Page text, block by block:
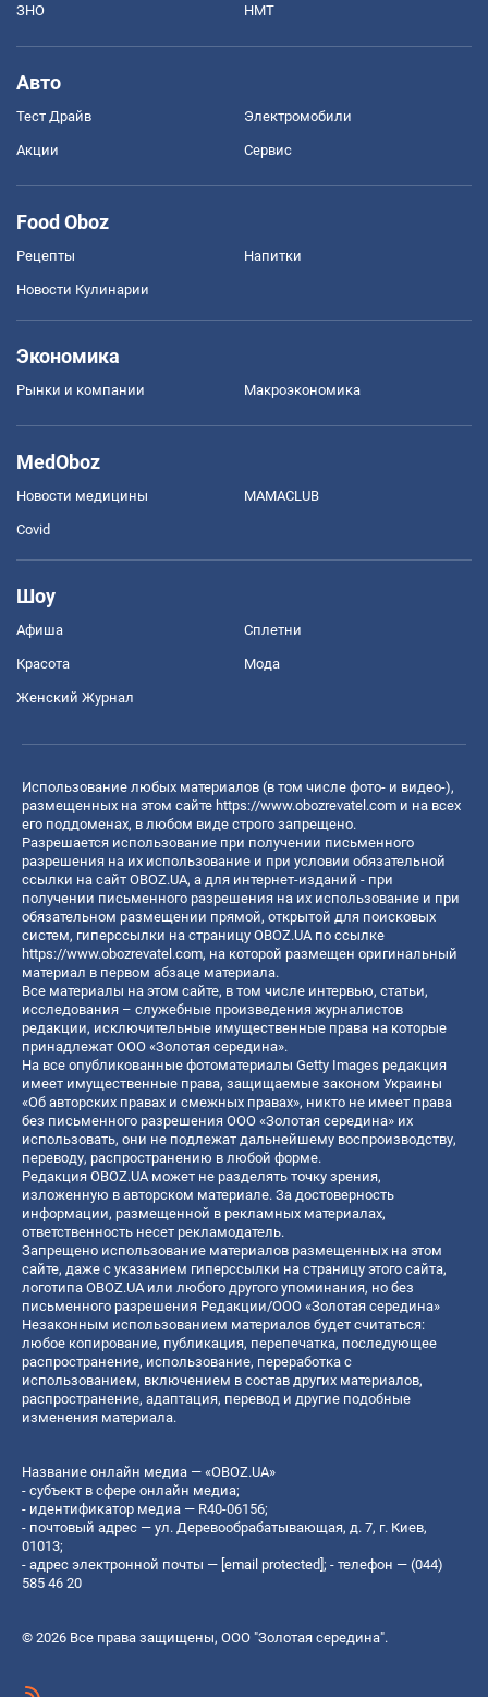
ЗНО НМТ
Авто
Тест Драйв Электромобили
Акции Сервис
Food Oboz
Рецепты Напитки
Новости Кулинарии
Экономика
Рынки и компании Mакроэкономика
MedOboz
Новости медицины MAMACLUB
Covid
Шоу
Афиша Сплетни
Красота Мода
Женский Журнал
Использование любых материалов (в том числе фото- и видео-),
размещенных на этом сайте https://www.obozrevatel.com и на всех
его поддоменах, в любом виде строго запрещено.
Разрешается использование при получении письменного
разрешения на их использование и при условии обязательной
ссылки на сайт OBOZ.UA, а для интернет-изданий - при
получении письменного разрешения на их использование и при
обязательном размещении прямой, открытой для поисковых
систем, гиперссылки на страницу OBOZ.UA по ссылке
https://www.obozrevatel.com, на которой размещен оригинальный
материал в первом абзаце материала.
Все материалы на этом сайте, в том числе интервью, статьи,
исследования – служебные произведения журналистов
редакции, исключительные имущественные права на которые
принадлежат ООО «Золотая середина».
На все опубликованные фотоматериалы Getty Images редакция
имеет имущественные права, защищаемые законом Украины
«Об авторских правах и смежных правах», никто не имеет права
без письменного разрешения ООО «Золотая середина» их
использовать, они не подлежат дальнейшему воспроизводству,
переводу, распространению в любой форме.
Редакция OBOZ.UA может не разделять точку зрения,
изложенную в авторском материале. За достоверность
информации, размещенной в рекламных материалах,
ответственность несет рекламодатель.
Запрещено использование материалов размещенных на этом
сайте, даже с указанием гиперссылки на страницу этого сайта,
логотипа OBOZ.UA или любого другого упоминания, но без
письменного разрешения Редакции/ООО «Золотая середина»
Незаконным использованием материалов будет считаться:
любое копирование, публикация, перепечатка, последующее
распространение, использование, переработка с
использованием, включением в состав других материалов,
распространение, адаптация, перевод и другие подобные
изменения материала.
Название онлайн медиа — «OBOZ.UA»
- субъект в сфере онлайн медиа;
- идентификатор медиа — R40-06156;
- почтовый адрес — ул. Деревообрабатывающая, д. 7, г. Киев,
01013;
- адрес электронной почты — [email protected]; - телефон — (044)
585 46 20
© 2026 Все права защищены, ООО "Золотая середина".